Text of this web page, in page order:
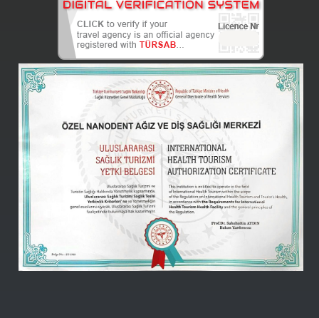
Nanodent
Centre
Turkey